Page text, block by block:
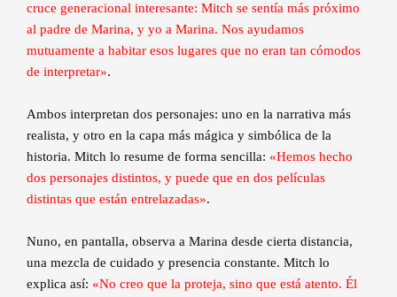
cruce generacional interesante: Mitch se sentía más próximo
al padre de Marina, y yo a Marina. Nos ayudamos
mutuamente a habitar esos lugares que no eran tan cómodos
de interpretar».
Ambos interpretan dos personajes: uno en la narrativa más
realista, y otro en la capa más mágica y simbólica de la
historia. Mitch lo resume de forma sencilla: «Hemos hecho
dos personajes distintos, y puede que en dos películas
distintas que están entrelazadas».
Nuno, en pantalla, observa a Marina desde cierta distancia,
una mezcla de cuidado y presencia constante. Mitch lo
explica así: «No creo que la proteja, sino que está atento. Él